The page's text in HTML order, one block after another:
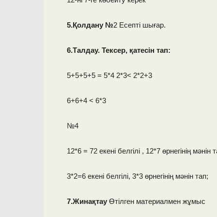
5.Қолдану №2 Есепті шығар.
6.Талдау. Тексер, қатесін тап:
5+5+5+5 = 5*4 2*3< 2*2+3
6+6+4 < 6*3
№4
12*6 = 72 екені белгілі , 12*7 өрнегінің мәнін
3*2=6 екені белгілі, 3*3 өрнегінің мәнін тап;
7.Жинақтау Өтілген материалмен жұмыс